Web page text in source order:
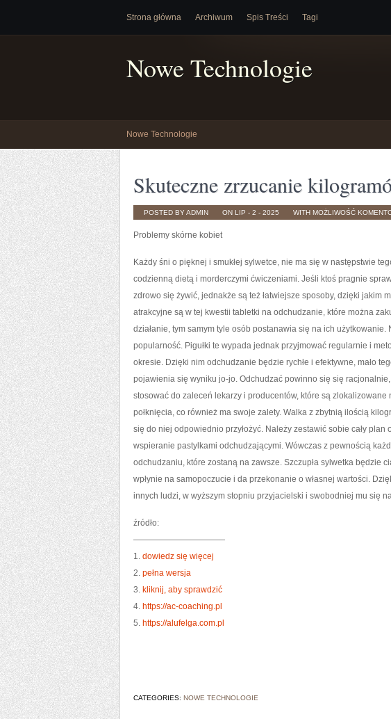
Strona główna Archiwum Spis Treści Tagi
Nowe Technologie
Nowe Technologie
Skuteczne zrzucanie
POSTED BY ADMIN ON LIP - 2 - 2025 WITH MOŻLIWOŚĆ
Problemy skórne kobiet
Każdy śni o pięknej i smukłej sylwetce, nie ma się w następstwie
codzienną dietą i morderczymi ćwiczeniami. Jeśli ktoś pragnie
zdrowo się żywić, jednakże są też łatwiejsze sposoby, dzięki jakim
atrakcyjne są w tej kwestii tabletki na odchudzanie, które można
działanie, tym samym tyle osób postanawia się na ich
popularność. Pigułki te wypada jednak przyjmować regularnie i
okresie. Dzięki nim odchudzanie będzie rychłe i efektywne, mało
pojawienia się wyniku jo-jo. Odchudzać powinno się się
stosować do zaleceń lekarzy i producentów, które są zlokalizowane
połknięcia, co również ma swoje zalety. Walka z zbytnią ilością
się do niej odpowiednio przyłożyć. Należy zestawić sobie cały
wspieranie pastylkami odchudzającymi. Wówczas z pewnością
odchudzaniu, które zostaną na zawsze. Szczupła sylwetka będzie
wpłynie na samopoczucie i da przekonanie o własnej wartości.
innych ludzi, w wyższym stopniu przyjacielski i swobodniej mu się
źródło:
———————————
1. dowiedz się więcej
2. pełna wersja
3. kliknij, aby sprawdzić
4. https://ac-coaching.pl
5. https://alufelga.com.pl
CATEGORIES: NOWE TECHNOLOGIE